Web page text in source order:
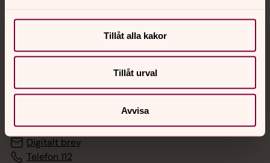
Tillåt alla kakor
Tillåt urval
Avvisa
Jourhavande präst
Akut samtals- och krisstöd. Prata eller chatta anonymt
med en präst på kvällar och nätter.
Chatt
Digitalt brev
Telefon 112